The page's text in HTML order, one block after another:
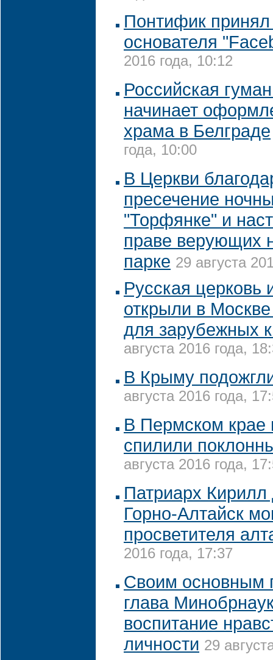
Понтифик принял
основателя
2016 года, 10:12
Российская
начинает
храма в Белграде
года, 10:00
В Церкви
пресечение
"Торфянке" и
праве верующих
парке 29 августа
Русская церковь
открыли в
для зарубежных
августа 2016 года,
В Крыму
августа 2016 года,
В Пермском крае
спилили
августа 2016 года,
Патриарх Кирилл
Горно-Алтайск
просветителя
2016 года, 17:37
Своим основным
глава
воспитание
личности 29